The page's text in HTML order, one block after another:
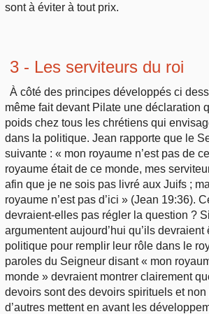
sont à éviter à tout prix.
3 - Les serviteurs du roi
À côté des principes développés ci
même fait devant Pilate une déclaration
poids chez tous les chrétiens qui
dans la politique. Jean rapporte que le
suivante : « mon royaume n’est pas de
royaume était de ce monde, mes
afin que je ne sois pas livré aux Juifs ;
royaume n’est pas d’ici » (Jean 19:36).
devraient-elles pas régler la question ?
argumentent aujourd’hui qu’ils devraient
politique pour remplir leur rôle dans le
paroles du Seigneur disant « mon
monde » devraient montrer clairement
devoirs sont des devoirs spirituels et
d’autres mettent en avant les